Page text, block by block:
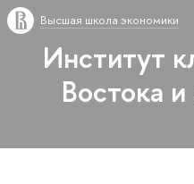
Высшая школа экономики
Институт
Востока